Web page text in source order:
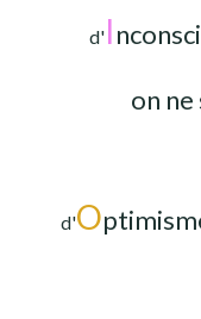
d'I
on ne
d'O